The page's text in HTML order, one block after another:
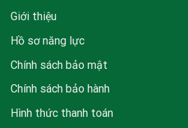
Giới thiệu
Hồ sơ năng lực
Chính sách bảo mật
Chính sách bảo hành
Hình thức thanh toán